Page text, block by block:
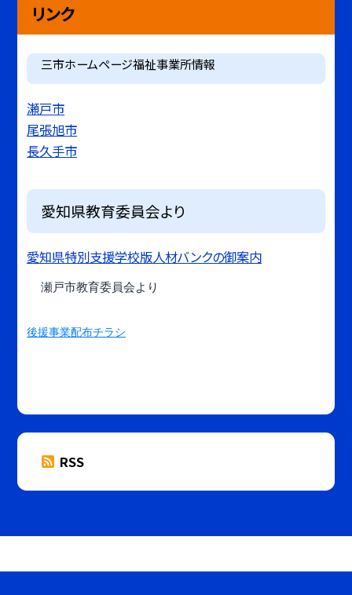
リンク
三市ホームページ福祉事業所情報
瀬戸市
尾張旭市
長久手市
愛知県教育委員会より
愛知県特別支援学校版人材バンクの御案内
瀬戸市教育委員会より
後援事業配布チラシ
RSS